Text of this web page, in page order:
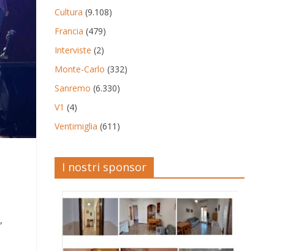
,
Cultura (9.108)
Francia (479)
Interviste (2)
Monte-Carlo (332)
Sanremo (6.330)
V1 (4)
Ventimiglia (611)
I nostri sponsor